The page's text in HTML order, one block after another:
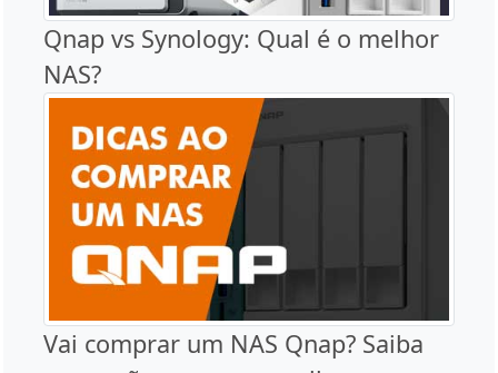
Qnap vs Synology: Qual é o melhor
NAS?
Vai comprar um NAS Qnap? Saiba